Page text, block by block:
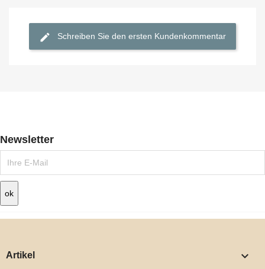
Schreiben Sie den ersten Kundenkommentar
Newsletter
Artikel 